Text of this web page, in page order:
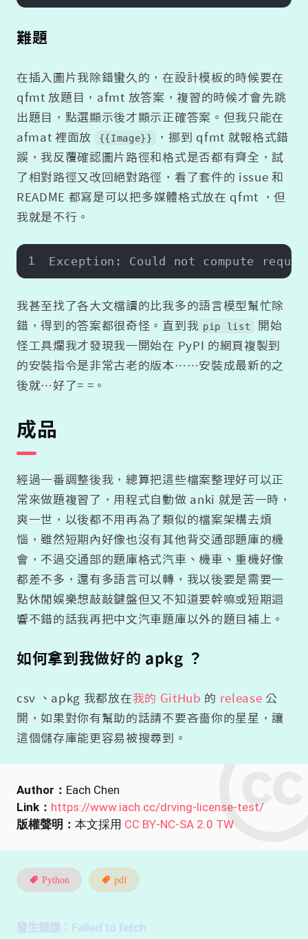
難題
在插入圖片我除錯蠻久的，在設計模板的時候要在
qfmt 放題目，afmt 放答案，複習的時候才會先跳
出題目，點選顯示後才顯示正確答案。但我只能在
afmat 裡面放
{{Image}}
，挪到 qfmt 就報格式錯
誤，我反覆確認圖片路徑和格式是否都有齊全，試
了相對路徑又改回絕對路徑，看了套件的 issue 和
README 都寫是可以把多媒體格式放在 qfmt ，但
我就是不行。
1 Exception: Could not compute
我甚至找了各大文檔讀的比我多的語言模型幫忙除
錯，得到的答案都很奇怪。直到我 pip list
開始
怪工具爛我才發現我一開始在 PyPI 的網頁複製到
的安裝指令是非常古老的版本……安裝成最新的之
後就…好了= =。
成品
經過一番調整後我，總算把這些檔案整理好可以正
常來做題複習了，用程式自動做 anki 就是苦一時，
爽一世，以後都不用再為了類似的檔案架構去煩
惱，雖然短期內好像也沒有其他背交通部題庫的機
會，不過交通部的題庫格式汽車、機車、重機好像
都差不多，還有多語言可以轉，我以後要是需要一
點休閒娛樂想敲敲鍵盤但又不知道要幹嘛或短期迴
響不錯的話我再把中文汽車題庫以外的題目補上。
如何拿到我做好的 apkg ？
csv 、apkg 我都放在我的 GitHub 的 release 公
開，如果對你有幫助的話請不要吝嗇你的星星，讓
這個儲存庫能更容易被搜尋到。
Author： Each Chen
Link： https://www.iach.cc/drving-license-test/
版權聲明： 本文採用 CC BY-NC-SA 2.0 TW
Python pdf